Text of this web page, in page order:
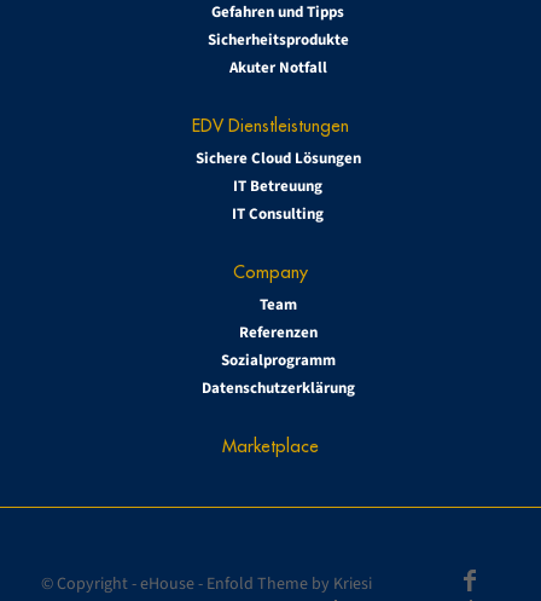
Gefahren und Tipps
Sicherheitsprodukte
Akuter Notfall
EDV Dienstleistungen
Sichere Cloud Lösungen
IT Betreuung
IT Consulting
Company
Team
Referenzen
Sozialprogramm
Datenschutzerklärung
Marketplace
© Copyright -eHouse- Enfold Theme by Kriesi